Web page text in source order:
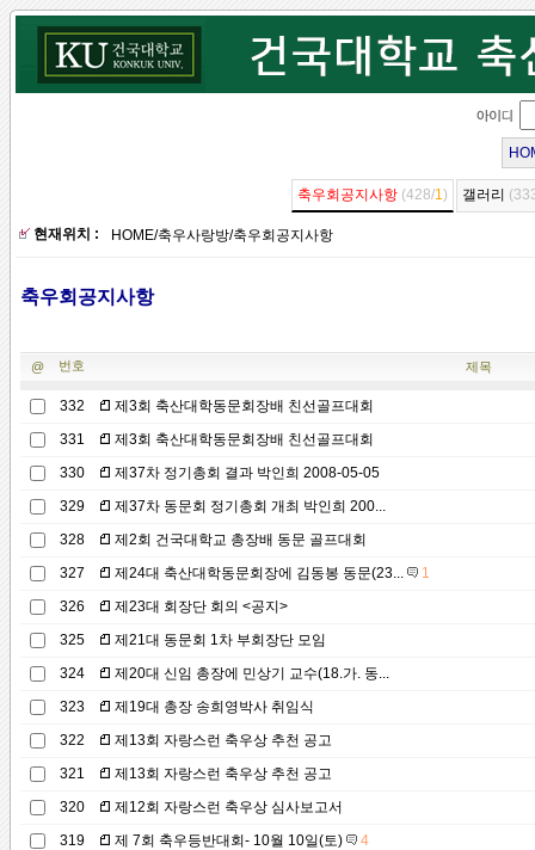
축우회공지사항 (428/1) 갤러리
현재위치 : HOME/축우사랑방/축우회공지사항
축우회공지사항
@ 번호 제목
332
제3회 축산대학동문회장배 친선골프대회
331
제3회 축산대학동문회장배 친선골프대회
330
제37차 정기총회 결과 박인희 2008-05-05
329
제37차 동문회 정기총회 개최 박인희 200...
328
제2회 건국대학교 총장배 동문 골프대회
327
제24대 축산대학동문회장에 김동봉 동문(23...
1
326
제23대 회장단 회의 <공지>
325
제21대 동문회 1차 부회장단 모임
324
제20대 신임 총장에 민상기 교수(18.가. 동...
323
제19대 총장 송희영박사 취임식
322
제13회 자랑스런 축우상 추천 공고
321
제13회 자랑스런 축우상 추천 공고
320
제12회 자랑스런 축우상 심사보고서
319
제 7회 축우등반대회- 10월 10일(토)
4